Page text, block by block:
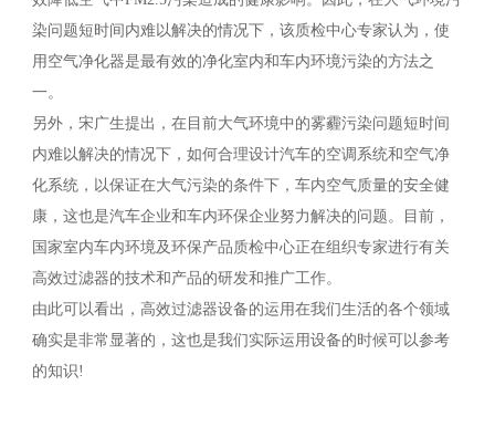
染问题短时间内难以解决的情况下，该质检中心专家认为，使
用空气净化器是最有效的净化室内和车内环境污染的方法之
一。
另外，宋广生提出，在目前大气环境中的雾霾污染问题短时间
内难以解决的情况下，如何合理设计汽车的空调系统和空气净
化系统，以保证在大气污染的条件下，车内空气质量的安全健
康，这也是汽车企业和车内环保企业努力解决的问题。目前，
国家室内车内环境及环保产品质检中心正在组织专家进行有关
高效过滤器的技术和产品的研发和推广工作。
由此可以看出，高效过滤器设备的运用在我们生活的各个领域
确实是非常显著的，这也是我们实际运用设备的时候可以参考
的知识!